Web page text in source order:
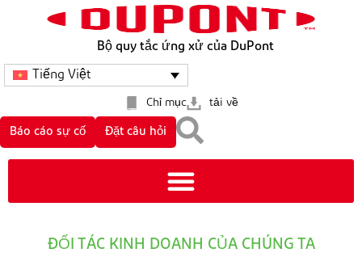
Bộ quy tắc ứng xử của DuPont
Tiếng Việt
Chỉ mục tải về
Báo cáo sự cố Đặt câu hỏi
ĐỐI TÁC KINH DOANH CỦA CHÚNG TA